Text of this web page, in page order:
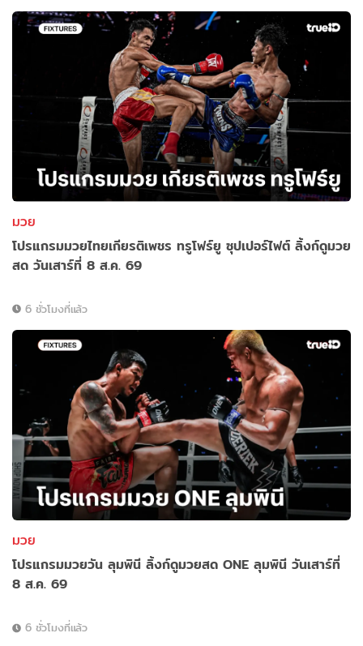
มวย
โปรแกรมมวยไทยเกียรติเพชร ทรูโฟร์ยู ซุปเปอร์ไฟต์ ลิ้งก์ดูมวย
สด วันเสาร์ที่ 8 ส.ค. 69
6 ชั่วโมงที่แล้ว
มวย
โปรแกรมมวยวัน ลุมพินี ลิ้งก์ดูมวยสด ONE ลุมพินี วันเสาร์ที่
8 ส.ค. 69
6 ชั่วโมงที่แล้ว